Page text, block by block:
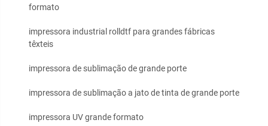
formato
impressora industrial rolldtf para grandes fábricas
têxteis
impressora de sublimação de grande porte
impressora de sublimação a jato de tinta de grande porte
impressora UV grande formato